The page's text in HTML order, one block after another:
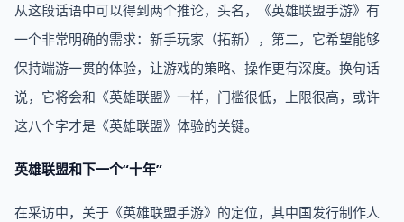
从这段话语中可以得到两个推论，头名，《英雄联盟手游》有
一个非常明确的需求：新手玩家（拓新），第二，它希望能够
保持端游一贯的体验，让游戏的策略、操作更有深度。换句话
说，它将会和《英雄联盟》一样，门槛很低，上限很高，或许
这八个字才是《英雄联盟》体验的关键。
英雄联盟和下一个“十年”
在采访中，关于《英雄联盟手游》的定位，其中国发行制作人